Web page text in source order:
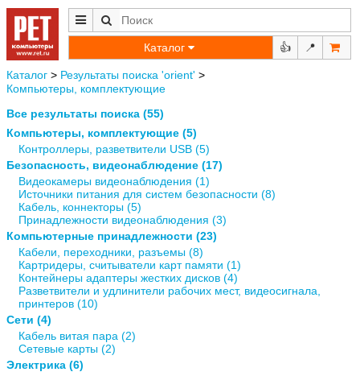
Каталог 👍 📍
Каталог > Результаты поиска 'orient' >
Компьютеры, комплектующие
Все результаты поиска (55)
Компьютеры, комплектующие (5)
Контроллеры, разветвители USB (5)
Безопасность, видеонаблюдение (17)
Видеокамеры видеонаблюдения (1)
Источники питания для систем безопасности (8)
Кабель, коннекторы (5)
Принадлежности видеонаблюдения (3)
Компьютерные принадлежности (23)
Кабели, переходники, разъемы (8)
Картридеры, считыватели карт памяти (1)
Контейнеры адаптеры жестких дисков (4)
Разветвители и удлинители рабочих мест, видеосигнала,
принтеров (10)
Сети (4)
Кабель витая пара (2)
Сетевые карты (2)
Электрика (6)